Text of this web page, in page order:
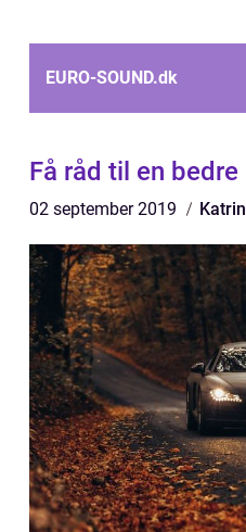
EURO-SOUND.dk
Få råd til en
02 september 2019